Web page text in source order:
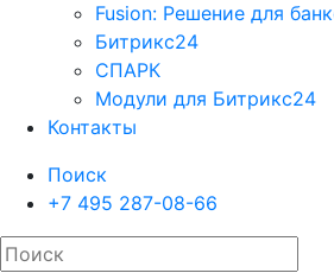
Fusion: Решение для
Битрикс24
СПАРК
Модули для Битрикс24
Контакты
Поиск
+7 495 287-08-66